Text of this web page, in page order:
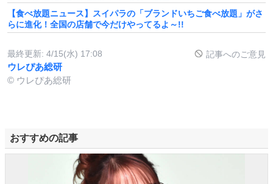
【食べ放題ニュース】スイパラの「ブランドいちご食べ放題」がさ
らに進化！全国の店舗で今だけやってるよ～!!
最終更新: 4/15(水) 17:08 記事へのご意見
ウレぴあ総研
© ウレぴあ総研
おすすめの記事